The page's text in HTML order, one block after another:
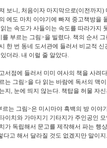
보니 , 처음이자 마지막으로(이전까지 )
에도 마치 이야기에 빠져 중고책방을
는 속도가 사들이는 속도를 따라가지
를 부르는 그림>을 빌렸다. 책의 순서
한 번 동네 도서관에 들러서 비교적
더라. 내 이럴 줄 알았다.
서점에 들러서 미미 여사의 책을 사려
는 그림>을 다 읽는 바람에 독서의 맥
지 , 눈에 띄지 않는다. 책탑을 허물 자
르는 그림>은 미시마야 흑백의 방 이야
이치와 가마지기 기타지가 주인공인
가 독립해서 문고를 제작해서 파는 행
다고 해서 달라질 것도 없겠지만 말이지 .